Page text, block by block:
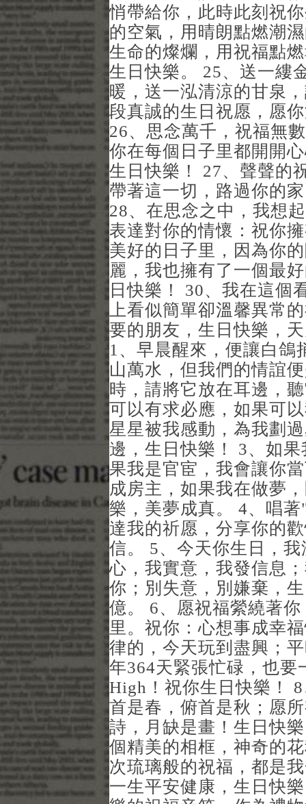
悄帶給你，此時此刻祝
的空氣，用晴朗點燃潮
生命的燦爛，用祝福點
生日快樂。 25、送一縷
暖，送一泓清涼的甘泉
段真誠的生日祝愿，愿
26、思念萬千，祝福無
你在每個日子里都開開
生日快樂！ 27、聲聲的
帶著這一切，路過你的
28、在思念之中，我想
表達對你的情懷：祝你
美好的日子里，因為你
麗，我也擁有了一個最
日快樂！ 30、我在這個
上看似簡單卻溫馨異常
要的朋友，生日快樂，
1、早晨醒來，便讓白鴿
山萬水，但我們的情誼
時，請將它放在耳邊，
可以有求必應，如果可
星星被我感動，為我劃
邊，生日快樂！ 3、如
果我是官宦，我會讓你
成房主，如果我在做夢
樂，美夢成真。 4、唱
達我的祈愿，分享你的
信。 5、今天你生日，
心，我實意，我發信息
你；別失意，別嫌棄，
億。 6、愿祝福縈繞著
里。祝你：心想事成幸
律的，今天玩到盡興；
年364天緊張忙碌，也
High！祝你生日快樂！
首是春，俯首是秋；愿
詩，月缺是畫！生日快
個精美的相框，神奇的
次琉璃般的祝福，都是
一生平安健康，生日快